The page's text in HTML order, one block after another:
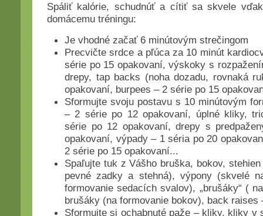
Spáliť kalórie, schudnúť a cítiť sa skvele
domácemu tréningu:
Je vhodné začať 6 minútovým strečingom
Precvičte srdce a pľúca za 10 minút
série po 15 opakovaní, výskoky s
drepy, tap backs (noha dozadu, rovnaká
opakovaní, burpees – 2 série po 15
Sformujte svoju postavu s 10 minútovým
– 2 série po 12 opakovaní, úplné kliky,
série po 12 opakovaní, drepy s
opakovaní, výpady – 1 séria po 20
2 série po 15 opakovaní...
Spaľujte tuk z Vášho bruška, bokov,
pevné zadky a stehná), výpony (skvelé
formovanie sedacích svalov), „brušáky“ (
brušáky (na formovanie bokov), back raises
Sformujte si ochabnuté paže – kliky, kliky